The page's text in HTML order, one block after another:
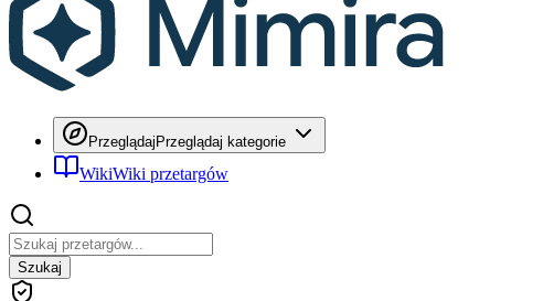
Przeglądaj Przeglądaj kategorie
WikiWiki przetargów
Szukaj